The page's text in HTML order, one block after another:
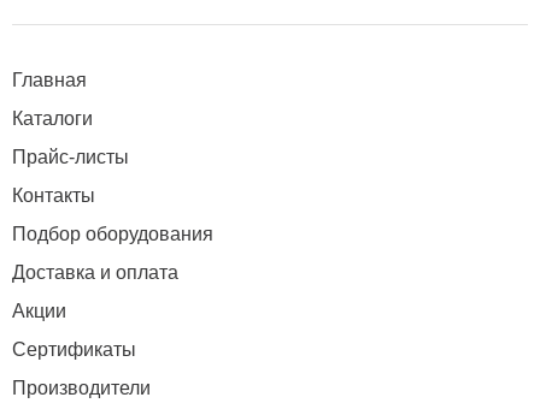
Главная
Каталоги
Прайс-листы
Контакты
Подбор оборудования
Доставка и оплата
Акции
Сертификаты
Производители